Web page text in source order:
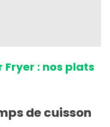
: nos plats
de cuisson